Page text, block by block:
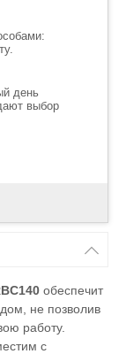
день
выбор
обеспечит
не позволив
работу.
с